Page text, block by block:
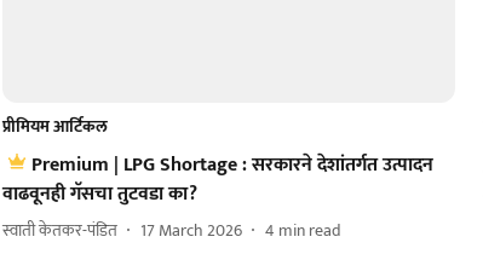
प्रीमियम आर्टिकल
Premium | LPG Shortage : सरकारने देशांतर्गत उत्पादन
वाढवूनही गॅसचा तुटवडा का?
स्वाती केतकर-पंडित 17 March 2026 4 min read